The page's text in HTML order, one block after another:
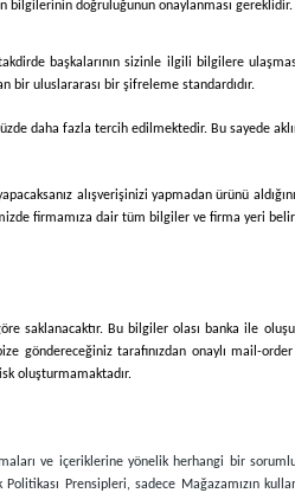
doğruluğunun onaylanması
başkalarının sizinle ilgili bilgilere
bir uluslararası bir şifreleme standardıdır.
daha fazla tercih edilmektedir. Bu sayede
alışverişinizi yapmadan ürünü
firmamıza dair tüm bilgiler ve firma yeri
saklanacaktır. Bu bilgiler olası banka ile
göndereceğiniz tarafınızdan onaylı mail-
oluşturmamaktadır.
ve içeriklerine yönelik herhangi bir
Politikası Prensipleri, sadece Mağazamızın